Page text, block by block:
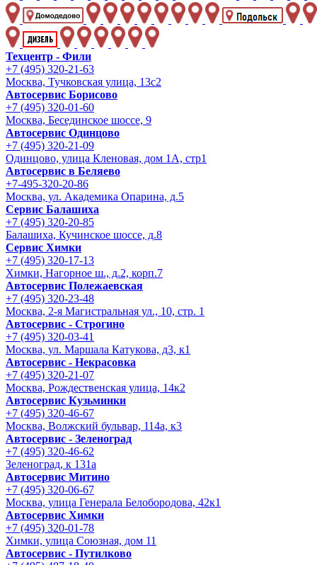
Техцентр - Фили
+7 (495) 320-21-63
Москва, Тучковская улица, 13с2
Автосервис Борисово
+7 (495) 320-01-60
Москва, Бесединское шоссе, 9
Автосервис Одинцово
+7 (495) 320-21-09
Одинцово, улица Кленовая, дом 1А, стр1
Автосервис в Беляево
+7-495-320-20-86
Москва, ул. Академика Опарина, д.5
Сервис Балашиха
+7 (495) 320-20-85
Балашиха, Кучинское шоссе, д.8
Сервис Химки
+7 (495) 320-17-13
Химки, Нагорное ш., д.2, корп.7
Автосервис Полежаевская
+7 (495) 320-23-48
Москва, 2-я Магистральная ул., 10, стр. 1
Автосервис - Строгино
+7 (495) 320-03-41
Москва, ул. Маршала Катукова, д3, к1
Автосервис - Некрасовка
+7 (495) 320-21-07
Москва, Рождественская улица, 14к2
Автосервис Кузьминки
+7 (495) 320-46-67
Москва, Волжский бульвар, 114а, к3
Автосервис - Зеленоград
+7 (495) 320-46-62
Зеленоград, к 131а
Автосервис Митино
+7 (495) 320-06-67
Москва, улица Генерала Белобородова, 42к1
Автосервис Химки
+7 (495) 320-01-78
Химки, улица Союзная, дом 11
Автосервис - Путилково